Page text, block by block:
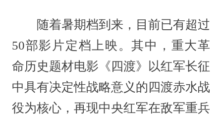
随着暑期档到来，目前已有超过
50部影片定档上映。其中，重大革
命历史题材电影《四渡》以红军长征
中具有决定性战略意义的四渡赤水战
役为核心，再现中央红军在敌军重兵